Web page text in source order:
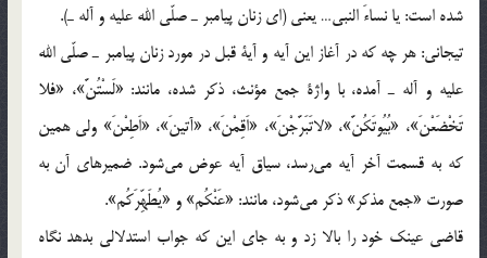
شده است: يا نساءَ النبي… يعني (اي زنان پيامبر ـ صلّي الله عليه و آله ـ).
تيجاني: هر چه كه در آغاز اين آيه و آية قبل در مورد زنان پيامبر ـ صلّي الله
عليه و آله ـ آمده، با واژة جمع مؤنث، ذكر شده، مانند: «لَسْتُنَّ»، «فلا
تَخْضَعْنَ»، «بُيُوتَكُنَّ»، «لاتَبَرَّجْنَ»، «اَقِمْنَ»، «آتينَ»، «اَطِعْنَ» ولي همين
كه به قسمت آخر آيه مي‌رسد، سياق آيه عوض مي‌شود. ضميرهاي آن به
صورت «جمع مذكر» ذكر مي‌شود، مانند: «عَنْكُم» و «يُطَهِّرَكُم».
قاضي عينك خود را بالا زد و به جاي اين كه جواب استدلالي بدهد نگاه